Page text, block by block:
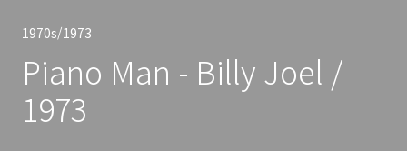
1970s/1973
Piano Man - Billy Joel /
1973